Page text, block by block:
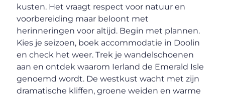
kusten. Het vraagt respect voor natuur en
voorbereiding maar beloont met
herinneringen voor altijd. Begin met plannen.
Kies je seizoen, boek accommodatie in Doolin
en check het weer. Trek je wandelschoenen
aan en ontdek waarom Ierland de Emerald Isle
genoemd wordt. De westkust wacht met zijn
dramatische kliffen, groene weiden en warme